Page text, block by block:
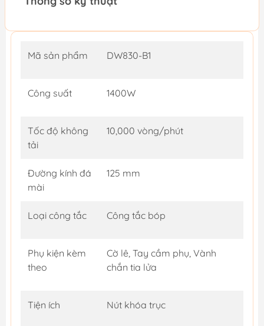
Mã sản phẩm DW830-B1
Công suất 1400W
Tốc độ không
tải
10,000 vòng/phút
Đường kính đá
mài
125 mm
Loại công tắc Công tắc bóp
Phụ kiện kèm
theo
Cờ lê, Tay cầm phụ, Vành
chắn tia lửa
Tiện ích Nút khóa trục